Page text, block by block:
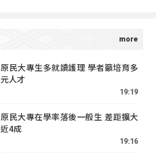
原民大專生多就讀護理 學者籲培育多
元人才
19:19
原民大專在學率落後一般生 差距擴大
近4成
19:16